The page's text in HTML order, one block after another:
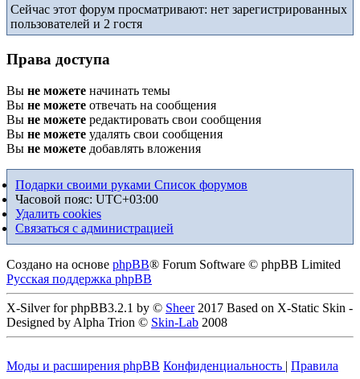
Сейчас этот форум просматривают: нет зарегистрированных
пользователей и 2 гостя
Права доступа
Вы не можете начинать темы
Вы не можете отвечать на сообщения
Вы не можете редактировать свои сообщения
Вы не можете удалять свои сообщения
Вы не можете добавлять вложения
Подарки своими руками Список форумов
Часовой пояс: UTC+03:00
Удалить cookies
Связаться с администрацией
Создано на основе phpBB® Forum Software © phpBB Limited
Русская поддержка phpBB
X-Silver for phpBB3.2.1 by © Sheer2017 Based on X-Static Skin -
Designed by Alpha Trion © Skin-Lab 2008
Моды и расширения phpBB Конфиденциальность | Правила